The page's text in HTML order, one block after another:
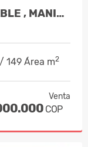
VENTA APARTAMENTO , EL CABLE , MANIZA…
149 Área m2
Venta
COP